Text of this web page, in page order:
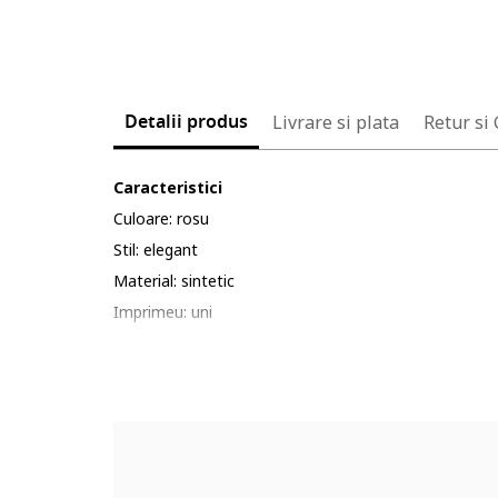
Detalii produs Livrare si plata Retur si
Caracteristici
Culoare: rosu
Stil: elegant
Material: sintetic
Imprimeu: uni